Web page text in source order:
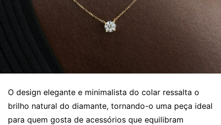
O design elegante e minimalista do colar ressalta o
brilho natural do diamante, tornando-o uma peça ideal
para quem gosta de acessórios que equilibram